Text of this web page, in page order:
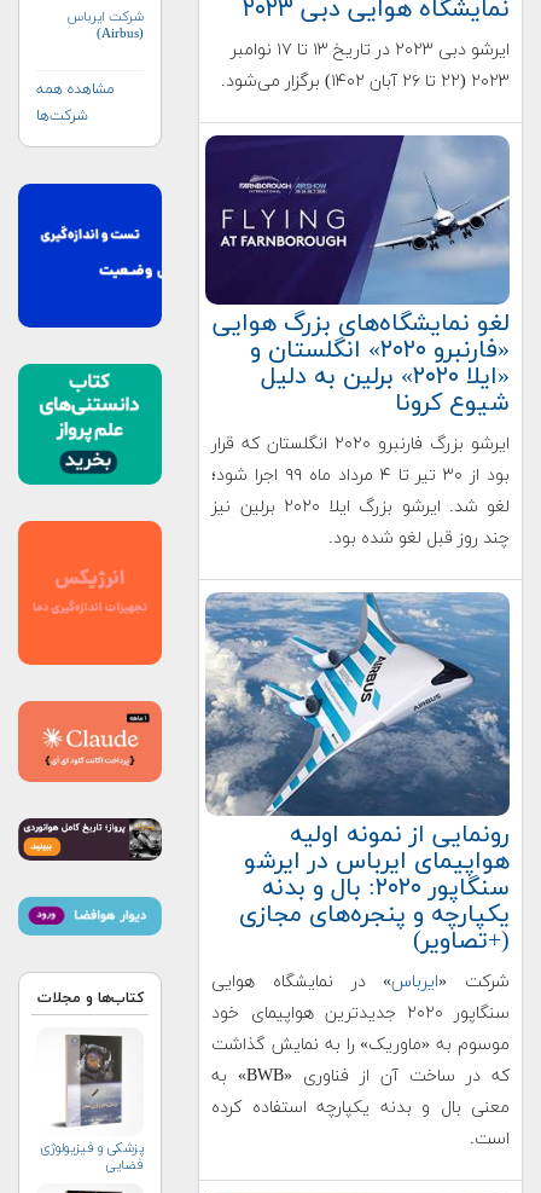
نمایشگاه هوایی دبی ۲۰۲۳
ایرشو دبی ۲۰۲۳ در تاریخ ۱۳ تا ۱۷ نوامبر
۲۰۲۳ (۲۲ تا ۲۶ آبان ۱۴۰۲) برگزار می‌شود.
لغو نمایشگاه‌های بزرگ هوایی
«فارنبرو ۲۰۲۰» انگلستان و
«ایلا ۲۰۲۰» برلین به دلیل
شیوع کرونا
ایرشو بزرگ فارنبرو ۲۰۲۰ انگلستان که قرار
بود از ۳۰ تیر تا ۴ مرداد ماه ۹۹ اجرا شود؛
لغو شد. ایرشو بزرگ ایلا ۲۰۲۰ برلین نیز
چند روز قبل لغو شده بود.
رونمایی از نمونه اولیه
هواپیمای ایرباس در ایرشو
سنگاپور ۲۰۲۰: بال و بدنه
یکپارچه و پنجره‌های مجازی
(+تصاویر)
شرکت «ایرباس» در نمایشگاه هوایی
سنگاپور ۲۰۲۰ جدیدترین هواپیمای خود
موسوم به «ماوریک» را به نمایش گذاشت
که در ساخت آن از فناوری «BWB» به
معنی بال و بدنه یکپارچه استفاده کرده
است.
شرکت ایرباس
(Airbus)
مشاهده همه
شرکت‌ها
کتاب‌ها و مجلات
پزشکی و فیزیولوژی
فضایی